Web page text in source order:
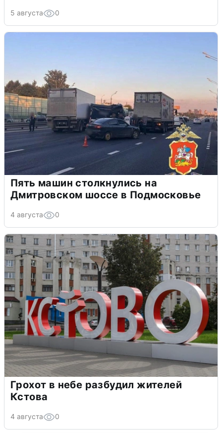
5 августа 0
Пять машин столкнулись на
Дмитровском шоссе в Подмосковье
4 августа 0
Грохот в небе разбудил жителей
Кстова
4 августа 0